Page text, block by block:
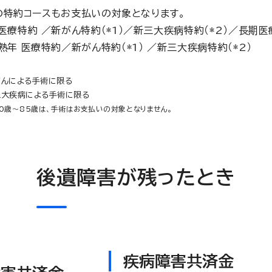
約コースもお支払いの対象となります。
療特約 ／新がん特約（*1）／新三大疾病特約（*2）／長期医
年 医療特約／新がん特約（*1） ／新三大疾病特約（*2）
による手術に限る
疾病による手術に限る
～85歳は、手術はお支払いの対象となりません。
後遺障害が残ったとき
疾病障害共済金